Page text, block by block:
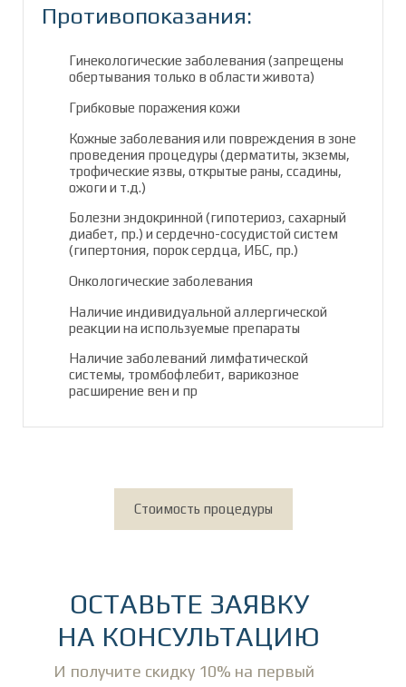
Противопоказания:
Гинекологические заболевания (запрещены
обертывания только в области живота)
Грибковые поражения кожи
Кожные заболевания или повреждения в зоне
проведения процедуры (дерматиты, экземы,
трофические язвы, открытые раны, ссадины,
ожоги и т.д.)
Болезни эндокринной (гипотериоз, сахарный
диабет, пр.) и сердечно-сосудистой систем
(гипертония, порок сердца, ИБС, пр.)
Онкологические заболевания
Наличие индивидуальной аллергической
реакции на используемые препараты
Наличие заболеваний лимфатической
системы, тромбофлебит, варикозное
расширение вен и пр
Стоимость процедуры
И получите скидку 10% на первый
ОСТАВЬТЕ ЗАЯВКУ
НА КОНСУЛЬТАЦИЮ